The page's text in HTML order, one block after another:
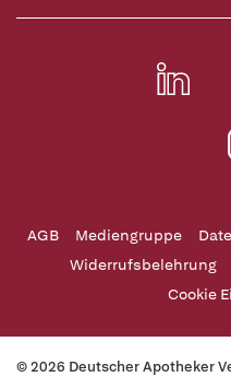
AGB Mediengruppe
Widerrufsbelehrung
Cookie
© 2026 Deutscher Apotheker